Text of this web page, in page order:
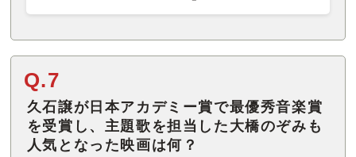
Q.7
久石譲が日本アカデミー賞で最優秀音楽賞
を受賞し、主題歌を担当した大橋のぞみも
人気となった映画は何？